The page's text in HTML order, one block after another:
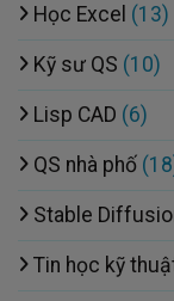
Học Excel (13)
Kỹ sư QS (10)
Lisp CAD (6)
QS nhà phố
Stable
Tin học kỹ